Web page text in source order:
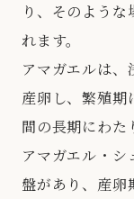
り、そのよう
れます。
アマガエルは、
産卵し、繁殖期
間の長期にわた
アマガエル・シ
盤があり、産卵